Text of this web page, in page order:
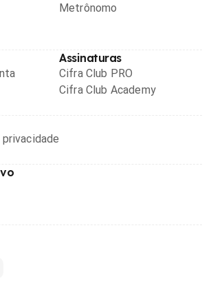
Metrônomo
Assinaturas
Cifra Club PRO
Cifra Club Academy